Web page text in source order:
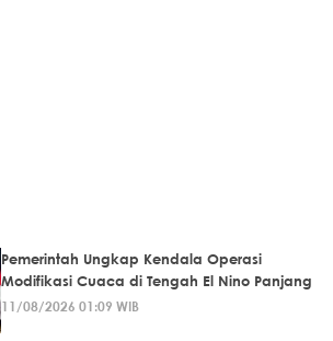
Pemerintah Ungkap Kendala Operasi
Modifikasi Cuaca di Tengah El Nino Panjang
11/08/2026 01:09 WIB